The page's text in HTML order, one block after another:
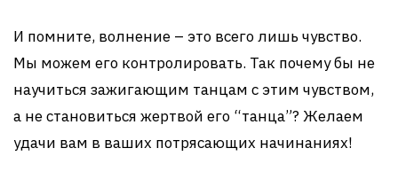
И помните, волнение – это всего лишь чувство.
Мы можем его контролировать. Так почему бы не
научиться зажигающим танцам с этим чувством,
а не становиться жертвой его “танца”? Желаем
удачи вам в ваших потрясающих начинаниях!